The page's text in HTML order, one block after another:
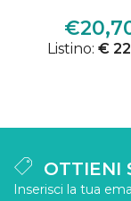
Listino: €
OTTIENI
Inserisci la tua